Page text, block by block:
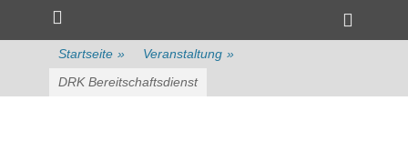
zum
Inhalt
überspringen
Primärmenü
Toggle
Startseite » Veranstaltung »
DRK Bereitschaftsdienst